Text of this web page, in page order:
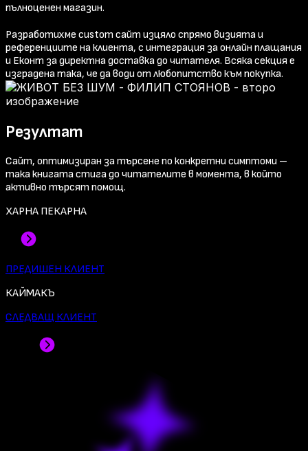
пълноценен магазин.
Разработихме custom сайт изцяло спрямо визията и
референциите на клиента, с интеграция за онлайн плащания
и Еконт за директна доставка до читателя. Всяка секция е
изградена така, че да води от любопитство към покупка.
Резултат
Сайт, оптимизиран за търсене по конкретни симптоми –
така книгата стига до читателите в момента, в който
активно търсят помощ.
ХАРНА ПЕКАРНА
ПРЕДИШЕН КЛИЕНТ
КАЙМАКЪ
СЛЕДВАЩ КЛИЕНТ